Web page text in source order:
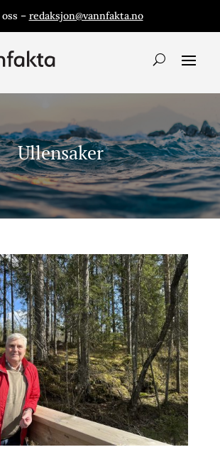
– redaksjon@vannfakta.no
Ullensaker